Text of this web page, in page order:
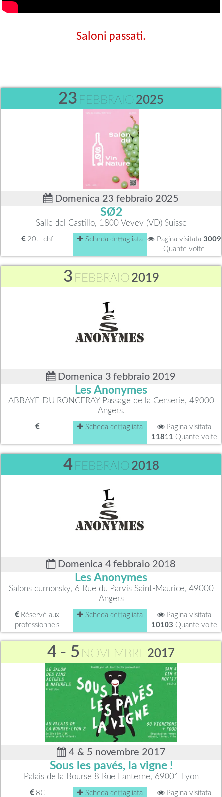
Saloni passati.
23 FEBBRAIO 2025
Domenica 23 febbraio 2025
SØ2
Salle del Castillo, 1800 Vevey (VD) Suisse
20.- chf Scheda dettagliata Pagina visitata 3009
Quante volte
3 FEBBRAIO 2019
Domenica 3 febbraio 2019
Les Anonymes
ABBAYE DU RONCERAY Passage de la Censerie, 49000
Angers.
Scheda dettagliata
Pagina visitata
11811 Quante volte
4 FEBBRAIO 2018
Domenica 4 febbraio 2018
Les Anonymes
Salons curnonsky, 6 Rue du Parvis Saint-Maurice, 49000
Angers
Réservé aux
professionnels
Scheda dettagliata
Pagina visitata
10103 Quante volte
4 - 5 NOVEMBRE 2017
4 & 5 novembre 2017
Sous les pavés, la vigne !
Palais de la Bourse 8 Rue Lanterne, 69001 Lyon
8€ Scheda dettagliata
Pagina visitata